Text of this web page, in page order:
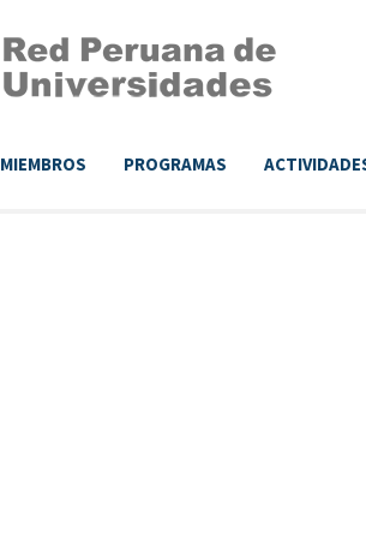
MIEMBROS PROGRAMAS